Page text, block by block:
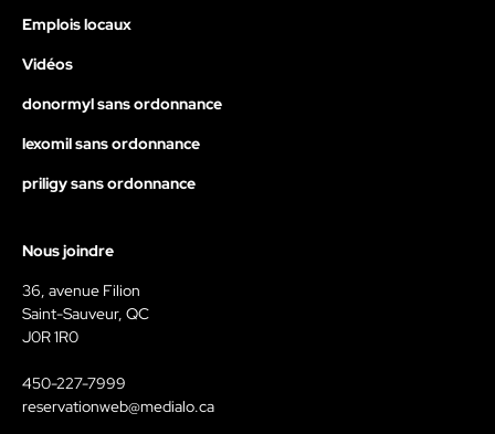
Emplois locaux
Vidéos
donormyl sans ordonnance
lexomil sans ordonnance
priligy sans ordonnance
Nous joindre
36, avenue Filion
Saint-Sauveur, QC
J0R 1R0
450-227-7999
reservationweb@medialo.ca